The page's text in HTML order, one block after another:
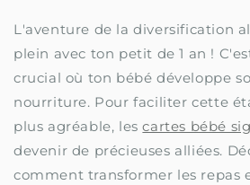
L'aventure de la diversification
plein avec ton petit de 1 an !
crucial où ton bébé développe
nourriture. Pour faciliter cette
plus agréable, lescartes bébé
devenir de précieuses alliées.
comment transformer les repas